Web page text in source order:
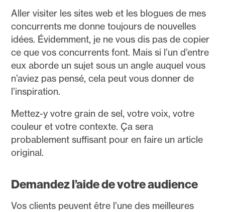
Aller visiter les sites web et les blogues de mes
concurrents me donne toujours de nouvelles
idées. Évidemment, je ne vous dis pas de copier
ce que vos concurrents font. Mais si l’un d’entre
eux aborde un sujet sous un angle auquel vous
n’aviez pas pensé, cela peut vous donner de
l’inspiration.
Mettez-y votre grain de sel, votre voix, votre
couleur et votre contexte. Ça sera
probablement suffisant pour en faire un article
original.
Demandez l’aide de votre audience
Vos clients peuvent être l’une des meilleures